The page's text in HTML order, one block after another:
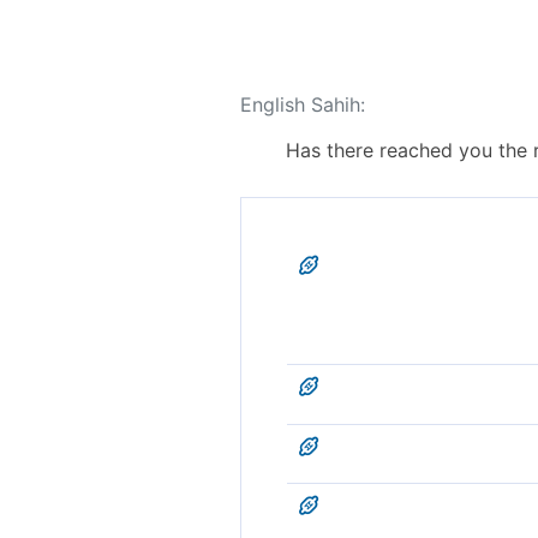
English Sahih:
Has there reached you